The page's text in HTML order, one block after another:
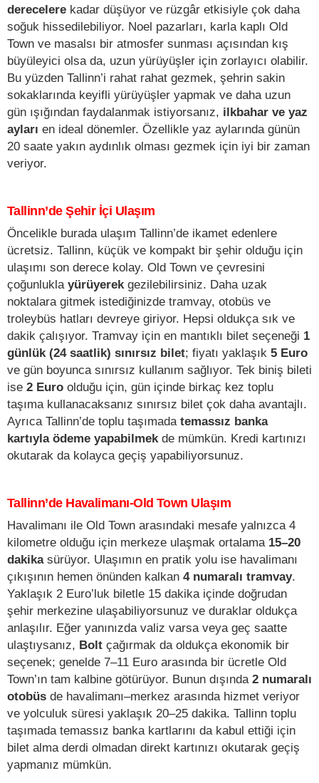
derecelere kadar düşüyor ve rüzgâr etkisiyle çok daha
soğuk hissedilebiliyor. Noel pazarları, karla kaplı Old
Town ve masalsı bir atmosfer sunması açısından kış
büyüleyici olsa da, uzun yürüyüşler için zorlayıcı olabilir.
Bu yüzden Tallinn’i rahat rahat gezmek, şehrin sakin
sokaklarında keyifli yürüyüşler yapmak ve daha uzun
gün ışığından faydalanmak istiyorsanız, ilkbahar ve yaz
ayları en ideal dönemler. Özellikle yaz aylarında günün
20 saate yakın aydınlık olması gezmek için iyi bir zaman
veriyor.
Tallinn’de Şehir İçi Ulaşım
Öncelikle burada ulaşım Tallinn’de ikamet edenlere
ücretsiz. Tallinn, küçük ve kompakt bir şehir olduğu için
ulaşımı son derece kolay. Old Town ve çevresini
çoğunlukla yürüyerekgezilebilirsiniz. Daha uzak
noktalara gitmek istediğinizde tramvay, otobüs ve
troleybüs hatları devreye giriyor. Hepsi oldukça sık ve
dakik çalışıyor. Tramvay için en mantıklı bilet seçeneği 1
günlük (24 saatlik) sınırsız bilet; fiyatı yaklaşık 5 Euro
ve gün boyunca sınırsız kullanım sağlıyor. Tek biniş bileti
ise 2 Euro olduğu için, gün içinde birkaç kez toplu
taşıma kullanacaksanız sınırsız bilet çok daha avantajlı.
Ayrıca Tallinn’de toplu taşımada temassız banka
kartıyla ödeme yapabilmekde mümkün. Kredi kartınızı
okutarak da kolayca geçiş yapabiliyorsunuz.
Tallinn’de Havalimanı-Old Town Ulaşım
Havalimanı ile Old Town arasındaki mesafe yalnızca 4
kilometre olduğu için merkeze ulaşmak ortalama 15–20
dakikasürüyor. Ulaşımın en pratik yolu ise havalimanı
çıkışının hemen önünden kalkan 4 numaralı tramvay.
Yaklaşık 2 Euro’luk biletle 15 dakika içinde doğrudan
şehir merkezine ulaşabiliyorsunuz ve duraklar oldukça
anlaşılır. Eğer yanınızda valiz varsa veya geç saatte
ulaştıysanız, Bolt çağırmak da oldukça ekonomik bir
seçenek; genelde 7–11 Euro arasında bir ücretle Old
Town’ın tam kalbine götürüyor. Bunun dışında 2 numaralı
otobüs de havalimanı–merkez arasında hizmet veriyor
ve yolculuk süresi yaklaşık 20–25 dakika. Tallinn toplu
taşımada temassız banka kartlarını da kabul ettiği için
bilet alma derdi olmadan direkt kartınızı okutarak geçiş
yapmanız mümkün.